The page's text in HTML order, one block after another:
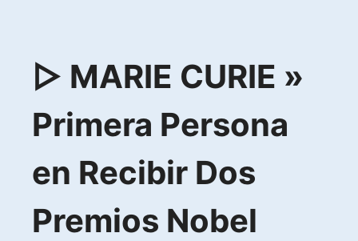
▷ MARIE CURIE »
Primera Persona
en Recibir Dos
Premios Nobel